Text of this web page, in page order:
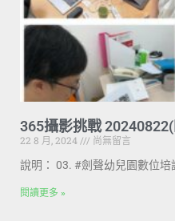
365攝影挑戰
22 8 月, 2024
尚無留言
說明： 03. #劍聲幼兒園數位培
閱讀更多 »